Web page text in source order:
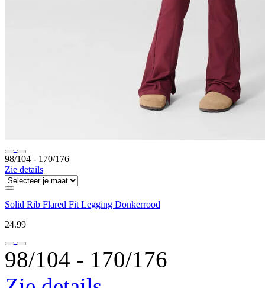
98/104 ‐ 170/176
Zie details
Solid Rib Flared Fit Legging Donkerrood
24.99
98/104 ‐ 170/176